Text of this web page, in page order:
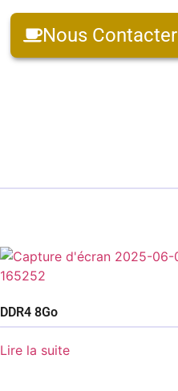
Nous Contacter
DDR4 8Go
Lire la suite